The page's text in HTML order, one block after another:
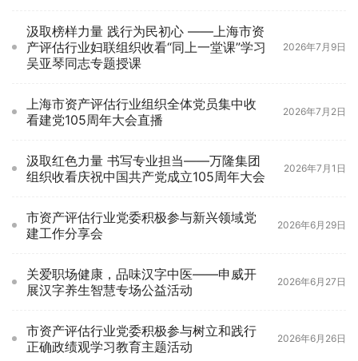
汲取榜样力量 践行为民初心 ——上海市资
产评估行业妇联组织收看“同上一堂课”学习
吴亚琴同志专题授课
2026年7月9日
上海市资产评估行业组织全体党员集中收
看建党105周年大会直播
2026年7月2日
汲取红色力量 书写专业担当——万隆集团
组织收看庆祝中国共产党成立105周年大会
2026年7月1日
市资产评估行业党委积极参与新兴领域党
建工作分享会
2026年6月29日
关爱职场健康，品味汉字中医——申威开
展汉字养生智慧专场公益活动
2026年6月27日
市资产评估行业党委积极参与树立和践行
正确政绩观学习教育主题活动
2026年6月26日